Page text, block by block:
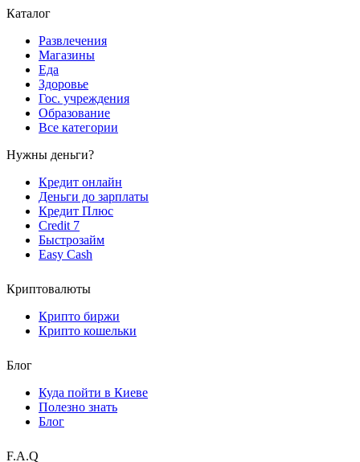
Каталог
Развлечения
Магазины
Еда
Здоровье
Гос. учреждения
Образование
Все категории
Нужны деньги?
Кредит онлайн
Деньги до зарплаты
Кредит Плюс
Credit 7
Быстрозайм
Easy Cash
Криптовалюты
Крипто биржи
Крипто кошельки
Блог
Куда пойти в Киеве
Полезно знать
Блог
F.A.Q